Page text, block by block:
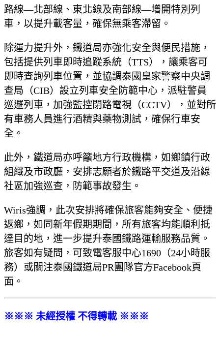
路線—北部線、東北線及南部線—增開特別列
車，以提升載客量，確保無乘客滯留。
除運力提升外，鐵道局亦強化安全與便民措施，
包括提供列車即時追蹤系統（TTS），讓乘客可
即時查詢列車位置，並協調泰國皇家警察中央調
查局（CIB）設立列車安全防範中心，派駐警員
巡邏列車，加強監控閉路電視（CCTV），並對所
有車務人員進行酒精與藥物測試，確保行車安
全。
此外，鐵道局亦呼籲地方行政機構，如鄉鎮行政
組織及市政廳，安排志願者於鐵路平交道及沿線
社區加強巡查，防範事故發生。
Wiris強調，此次安排將確保旅客能夠安全、便捷
返鄉，如同新年假期期間，所有旅客均能順利抵
達目的地，進一步提升泰國鐵路運輸服務品質。
旅客如有疑問，可致電客服中心1690（24小時服
務）或關注泰國鐵道局PR團隊官方Facebook頁
面。
※※※ 未經授權 不得轉載 ※※※